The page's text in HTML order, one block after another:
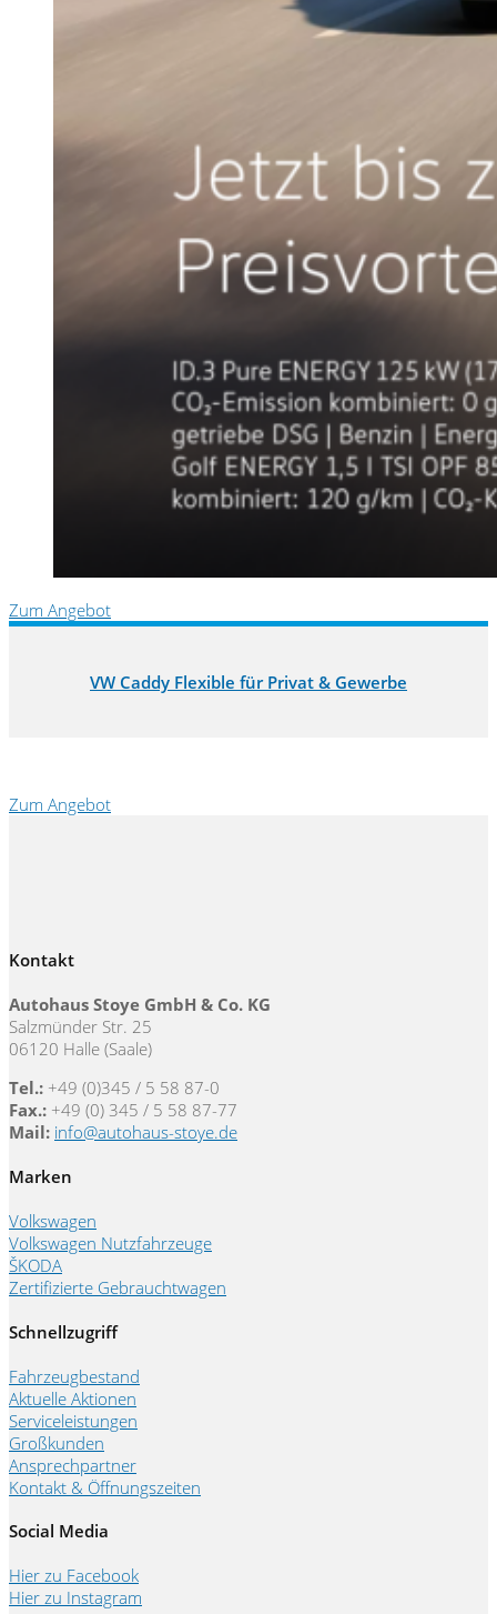
Zum Angebot
VW Caddy Flexible für Privat & Gewerbe
Zum Angebot
Kontakt
Autohaus Stoye GmbH & Co. KG
Salzmünder Str. 25
06120 Halle (Saale)
Tel.: +49 (0)345 / 5 58 87-0
Fax.: +49 (0) 345 / 5 58 87-77
Mail: info@autohaus-stoye.de
Marken
Volkswagen
Volkswagen Nutzfahrzeuge
ŠKODA
Zertifizierte Gebrauchtwagen
Schnellzugriff
Fahrzeugbestand
Aktuelle Aktionen
Serviceleistungen
Großkunden
Ansprechpartner
Kontakt & Öffnungszeiten
Social Media
Hier zu Facebook
Hier zu Instagram